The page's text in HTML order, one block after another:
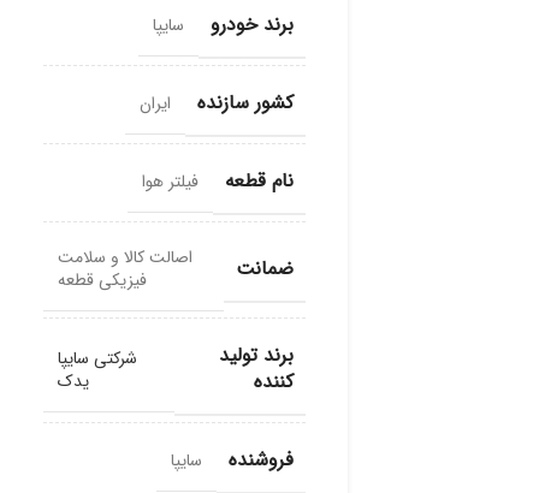
برند خودرو سایپا
کشور سازنده ایران
نام قطعه فیلتر هوا
ضمانت
اصالت کالا و سلامت
فیزیکی قطعه
برند تولید
کننده
شرکتی سایپا
یدک
فروشنده سایپا